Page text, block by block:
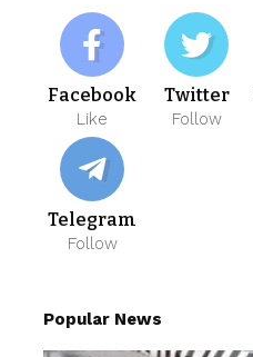
Facebook
Like
Twitter
Follow
Telegram
Follow
Popular News